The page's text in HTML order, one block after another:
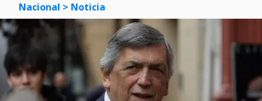
Nacional > Noticia